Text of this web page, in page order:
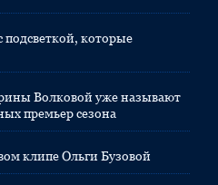
которые
Волковой уже называют
премьер сезона
клипе Ольги Бузовой